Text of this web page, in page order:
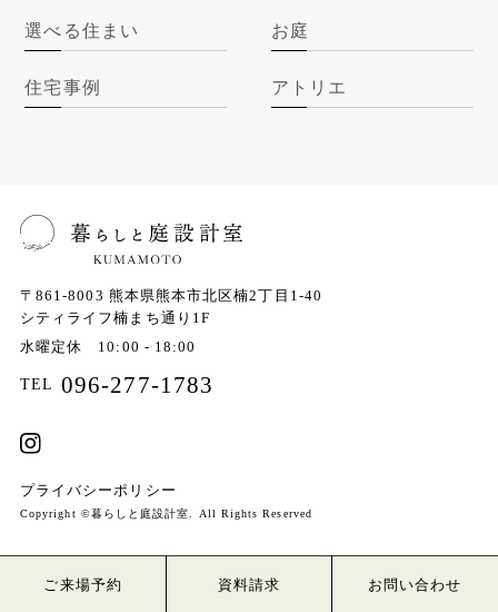
選べる住まい お庭
住宅事例 アトリエ
〒861-8003 熊本県熊本市北区楠2丁目1-40
シティライフ楠まち通り1F
水曜定休 10:00 - 18:00
TEL 096-277-1783
プライバシーポリシー
Copyright ©暮らしと庭設計室. All Rights Reserved
ご来場予約 資料請求 お問い合わせ